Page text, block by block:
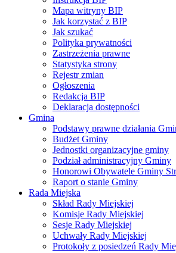
Mapa witryny BIP
Jak korzystać z BIP
Jak szukać
Polityka prywatności
Zastrzeżenia prawne
Statystyka strony
Rejestr zmian
Ogłoszenia
Redakcja BIP
Deklaracja dostępności
Gmina
Podstawy prawne działania
Budżet Gminy
Jednostki organizacyjne gminy
Podział administracyjny Gminy
Honorowi Obywatele Gminy
Raport o stanie Gminy
Rada Miejska
Skład Rady Miejskiej
Komisje Rady Miejskiej
Sesje Rady Miejskiej
Uchwały Rady Miejskiej
Protokoły z posiedzeń Rady